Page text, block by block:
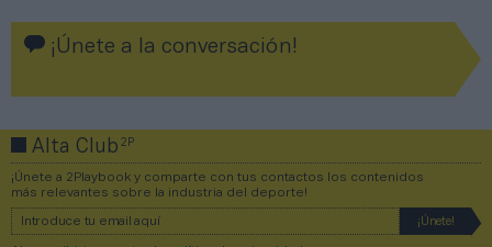
¡Únete a la conversación!
Alta Club2P
¡Únete a 2Playbook y comparte con tus contactos los contenidos
más relevantes sobre la industria del deporte!